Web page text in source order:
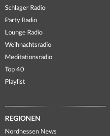
Schlager Radio
Party Radio
Lounge Radio
Weihnachtsradio
Meditationsradio
Top 40
Playlist
REGIONEN
Nordhessen News